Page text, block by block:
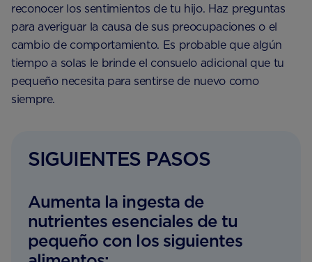
reconocer los sentimientos de tu hijo. Haz preguntas
para averiguar la causa de sus preocupaciones o el
cambio de comportamiento. Es probable que algún
tiempo a solas le brinde el consuelo adicional que tu
pequeño necesita para sentirse de nuevo como
siempre.
SIGUIENTES PASOS
Aumenta la ingesta de
nutrientes esenciales de tu
pequeño con los siguientes